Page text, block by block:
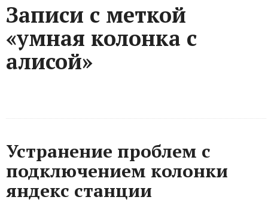
Записи с меткой
«умная колонка с
алисой»
Устранение проблем с
подключением колонки
яндекс станции